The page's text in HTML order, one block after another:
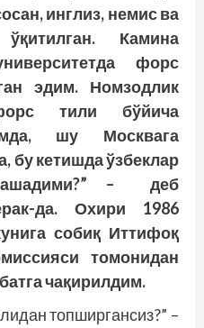
инглиз, немис ва
Камина
форс
эдим. Номзодлик
тили бў­йича
шу Москвага
бу кетишда ўзбеклар
– деб
да. Охири 1986
собиқ Иттифоқ
томонидан
чақирилдим.
топширгансиз?” –